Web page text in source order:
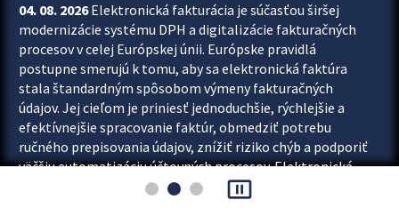
04. 08. 2026Elektronická fakturácia je súčasťou širšej
modernizácie systému DPH a digitalizácie fakturačných
procesov v celej Európskej únii. Európske pravidlá
postupne smerujú k tomu, aby sa elektronická faktúra
stala štandardným spôsobom výmeny fakturačných
údajov. Jej cieľom je priniesť jednoduchšie, rýchlejšie a
efektívnejšie spracovanie faktúr, obmedziť potrebu
ručného prepisovania údajov, znížiť riziko chýb a podporiť
väčšiu automatizáciu účtovných procesov. Elektronická
fakturácia preto nepredstavuje...
pause_presentation